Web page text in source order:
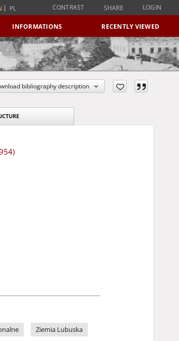
PL CONTRAST SHARE LOGIN
INFORMATIONS RECENTLY VIEWED
bibliography description
Ziemia Lubuska